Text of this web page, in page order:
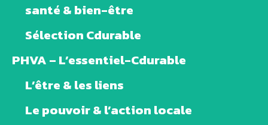
santé & bien-être
Sélection Cdurable
PHVA – L’essentiel-Cdurable
L’être & les liens
Le pouvoir & l’action locale